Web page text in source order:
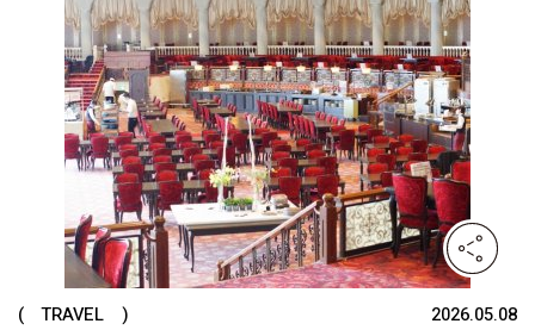
( TRAVEL ) 2026.05.08